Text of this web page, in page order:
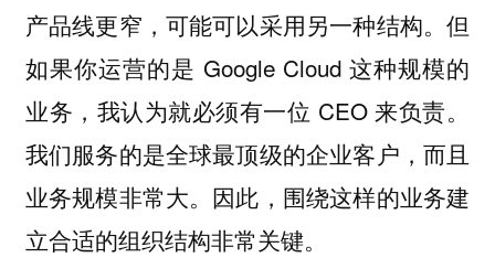
产品线更窄，可能可以采用另一种结构。但
如果你运营的是 Google Cloud 这种规模的
业务，我认为就必须有一位 CEO 来负责。
我们服务的是全球最顶级的企业客户，而且
业务规模非常大。因此，围绕这样的业务建
立合适的组织结构非常关键。